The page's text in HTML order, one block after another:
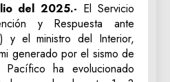
del 2025.- El Servicio
y Respuesta ante
y el ministro del Interior,
generado por el sismo de
ha evolucionado